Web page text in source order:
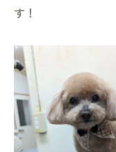
す！